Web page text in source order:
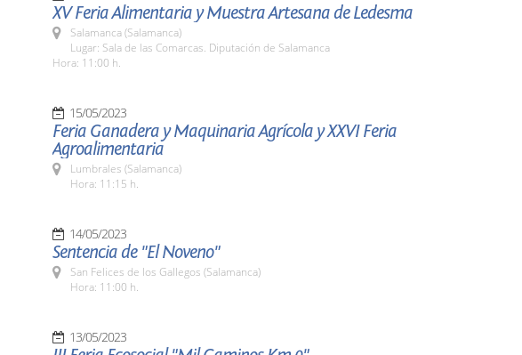
XV Feria Alimentaria y Muestra Artesana de Ledesma
Salamanca (Salamanca)
Lugar: Sala de las Comarcas. Diputación de Salamanca
Hora: 11:00 h.
15/05/2023
Feria Ganadera y Maquinaria Agrícola y XXVI Feria
Agroalimentaria
Lumbrales (Salamanca)
Hora: 11:15 h.
14/05/2023
Sentencia de "El Noveno"
San Felices de los Gallegos (Salamanca)
Hora: 11:00 h.
13/05/2023